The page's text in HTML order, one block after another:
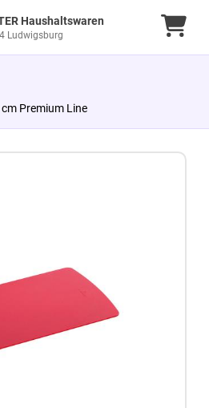
Haushaltswaren
Ludwigsburg
Premium Line